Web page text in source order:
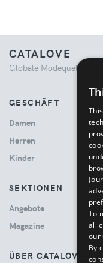
CATALOVE
Globale Modequelle.
GESCHÄFT
Damen
Herren
Kinder
SEKTIONEN
Angebote
Magazine
ÜBER CATALOVE
To
all
our
By